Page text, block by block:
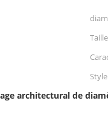
architectural de